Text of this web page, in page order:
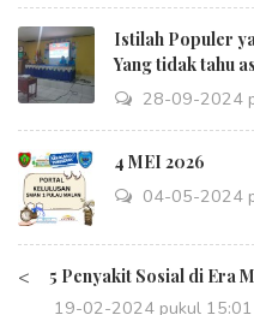
Istilah Populer
Yang tidak tahu
28-09-2024
4 MEI 2026
04-05-2024
< 5 Penyakit Sosial di Era
19-02-2024 pukul 15:01